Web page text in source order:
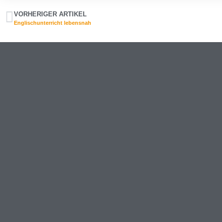
VORHERIGER ARTIKEL
Englischunterricht lebensnah